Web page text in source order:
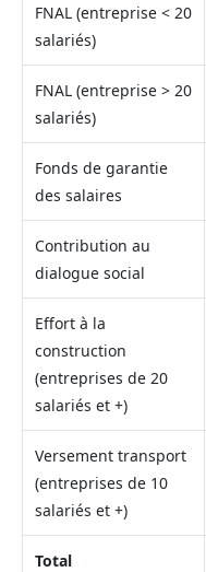
FNAL (entreprise < 20
salariés)
FNAL (entreprise > 20
salariés)
Fonds de garantie
des salaires
Contribution au
dialogue social
Effort à la
construction
(entreprises de 20
salariés et +)
Versement transport
(entreprises de 10
salariés et +)
Total